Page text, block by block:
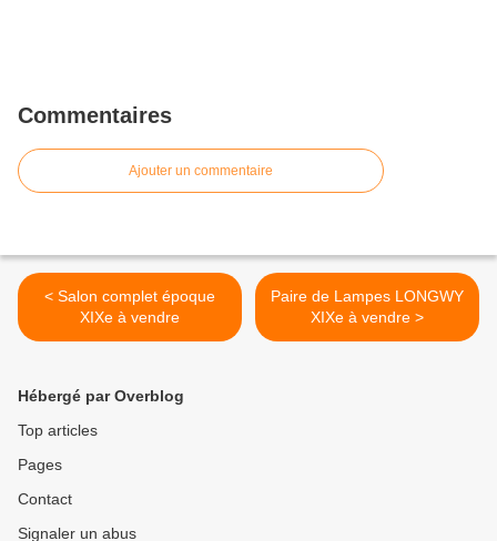
Commentaires
Ajouter un commentaire
< Salon complet époque
XIXe à vendre
Paire de Lampes LONGWY
XIXe à vendre >
Hébergé par Overblog
Top articles
Pages
Contact
Signaler un abus